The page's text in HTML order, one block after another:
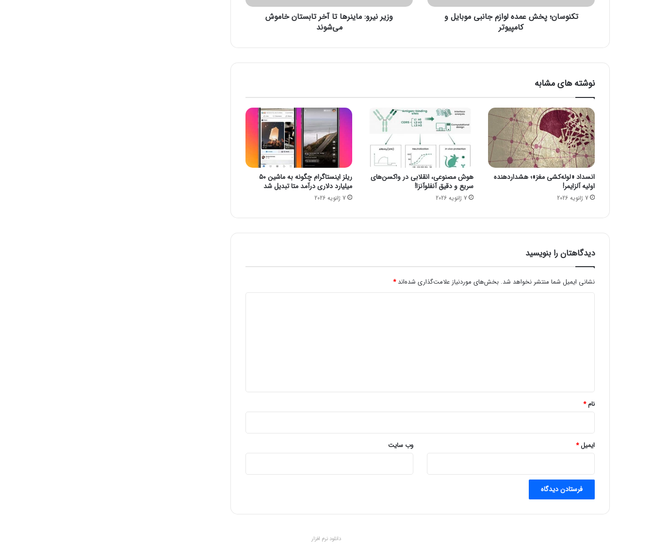
پ
م
و
ا
ز
م
ج
ا
ن
ب
ی
م
و
ب
ی
ک
م
پ
ی
تکنوسان؛ پخش عمده لوازم جانبی موبایل و
کامپیوتر
:
ن
ا
آ
خ
ر
ا
س
ت
ا
ش
و
وزیر نیرو: ماینرها تا آخر تابستان خاموش
می‌شوند
نوشته های مشابه
انسداد «لوله‌کشی مغز»؛ هشداردهنده
اولیه آلزایمر!
7 ژانویه 2026
هوش مصنوعی، انقلابی در واکسن‌های
سریع و دقیق آنفلوآنزا!
7 ژانویه 2026
ریلز اینستاگرام چگونه به ماشین ۵۰
میلیارد دلاری درآمد متا تبدیل شد
7 ژانویه 2026
دیدگاهتان را بنویسید
نشانی ایمیل شما منتشر نخواهد شد. بخش‌های موردنیاز علامت‌گذاری شده‌اند*
نام*
ایمیل* وب‌ سایت
دانلود نرم افزار